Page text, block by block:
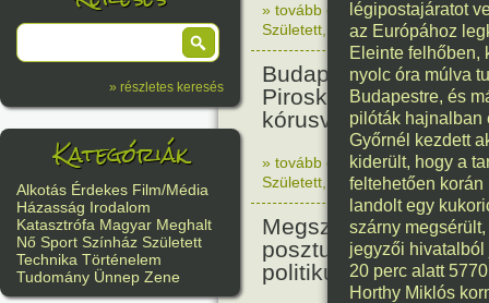
» részletes keresés
Kategóriák
Alkotás Érdekes Film/Média
Házasság Irodalom
Katasztrófa Magyar Meghalt
Nő Sport Színház Született
Technika Történelem
Tudomány Ünnep Zene
» tovább olvasom|Nincs
Született
Történelem,Nő
Budapesten
Piroska
kórusvezető.
» tovább olvasom| Nincs
Született
Nő,Zene,Magyar
Megszületett Bibó
posztumusz
politikus, jogász.
légipostajáratot
az Európához
Eleinte felhőben,
nyolc óra múlva
Budapestre, és
pilóták hajnalban
Győrnél kezdett
kiderült, hogy a
feltehetően
landolt egy
szárny
jegyzői hivatalból
20 perc alatt
Horthy Miklós